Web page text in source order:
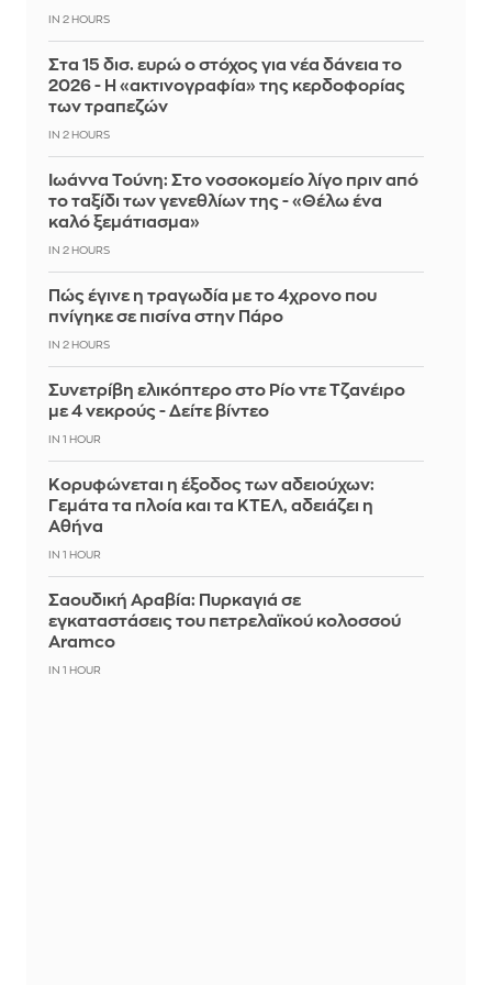
IN 2 HOURS
Στα 15 δισ. ευρώ ο στόχος για νέα δάνεια το
2026 - Η «ακτινογραφία» της κερδοφορίας
των τραπεζών
IN 2 HOURS
Ιωάννα Τούνη: Στο νοσοκομείο λίγο πριν από
το ταξίδι των γενεθλίων της - «Θέλω ένα
καλό ξεμάτιασμα»
IN 2 HOURS
Πώς έγινε η τραγωδία με το 4χρονο που
πνίγηκε σε πισίνα στην Πάρο
IN 2 HOURS
Συνετρίβη ελικόπτερο στο Ρίο ντε Τζανέιρο
με 4 νεκρούς - Δείτε βίντεο
IN 1 HOUR
Κορυφώνεται η έξοδος των αδειούχων:
Γεμάτα τα πλοία και τα ΚΤΕΛ, αδειάζει η
Αθήνα
IN 1 HOUR
Σαουδική Αραβία: Πυρκαγιά σε
εγκαταστάσεις του πετρελαϊκού κολοσσού
Aramco
IN 1 HOUR